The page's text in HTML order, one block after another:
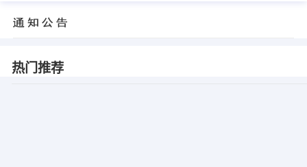
热门推荐